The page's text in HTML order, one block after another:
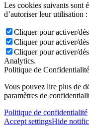
Les cookies suivants sont
d’autoriser leur utilisation :
Cliquer pour activer/
Cliquer pour activer/
Cliquer pour activer/
Analytics.
Politique de Confidentialité
Vous pouvez lire plus de
paramètres de
Politique de confidentialité
Accept settingsHide